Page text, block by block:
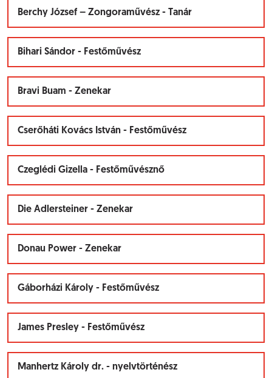
Berchy József – Zongoraművész - Tanár
Bihari Sándor - Festőművész
Bravi Buam - Zenekar
Cserőháti Kovács István - Festőművész
Czeglédi Gizella - Festőművésznő
Die Adlersteiner - Zenekar
Donau Power - Zenekar
Gáborházi Károly - Festőművész
James Presley - Festőművész
Manhertz Károly dr. - nyelvtörténész